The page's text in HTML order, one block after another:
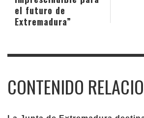
el futuro de
Extremadura”
CONTENIDO